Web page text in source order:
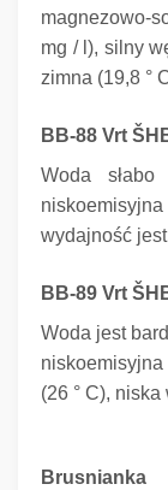
magnezowo-
mg / l), silny
zimna (19,8 °
BB-88 Vrt
Woda
wydajność
BB-89 Vrt
Woda jest
(26 ° C),
Brusnianka